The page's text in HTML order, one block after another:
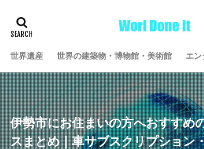
世界遺産 世界の建築物・博物館・美術館 エン
伊勢市にお住まいの方へおすすめ
スまとめ｜車サブスクリプション